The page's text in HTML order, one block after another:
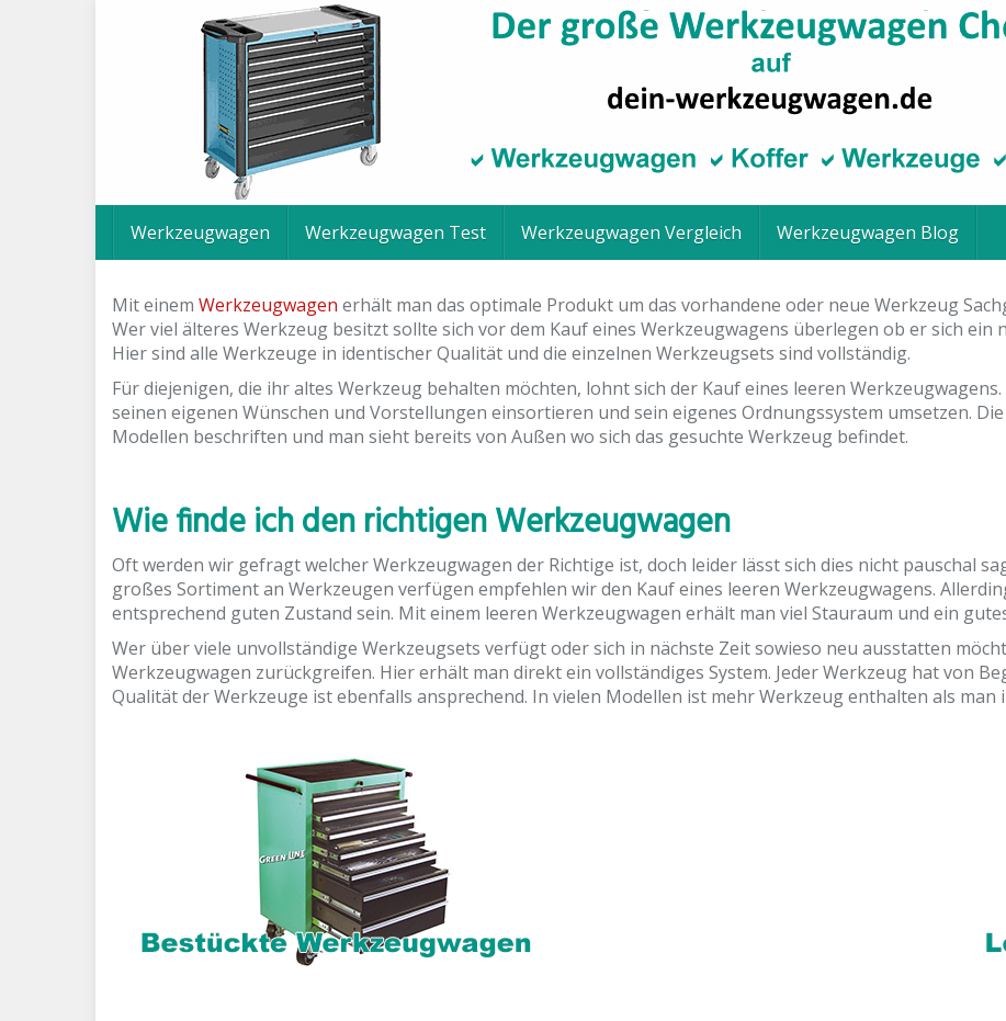
Werkzeugwagen Werkzeugwagen Test Werkzeugwagen Vergleich Werkzeugwagen Blog
Mit einem Werkzeugwagen erhält man das optimale Produkt um das vorhandene oder neue Werkzeug
Wer viel älteres Werkzeug besitzt sollte sich vor dem Kauf eines Werkzeugwagens überlegen ob er sich
Hier sind alle Werkzeuge in identischer Qualität und die einzelnen Werkzeugsets sind vollständig.
Für diejenigen, die ihr altes Werkzeug behalten möchten, lohnt sich der Kauf eines leeren
seinen eigenen Wünschen und Vorstellungen einsortieren und sein eigenes Ordnungssystem umsetzen.
Modellen beschriften und man sieht bereits von Außen wo sich das gesuchte Werkzeug befindet.
Wie finde ich den richtigen Werkzeugwagen
Oft werden wir gefragt welcher Werkzeugwagen der Richtige ist, doch leider lässt sich dies nicht pauschal
großes Sortiment an Werkzeugen verfügen empfehlen wir den Kauf eines leeren Werkzeugwagens.
entsprechend guten Zustand sein. Mit einem leeren Werkzeugwagen erhält man viel Stauraum und ein
Wer über viele unvollständige Werkzeugsets verfügt oder sich in nächste Zeit sowieso neu ausstatten
Werkzeugwagen zurückgreifen. Hier erhält man direkt ein vollständiges System. Jeder Werkzeug hat von
Qualität der Werkzeuge ist ebenfalls ansprechend. In vielen Modellen ist mehr Werkzeug enthalten als man